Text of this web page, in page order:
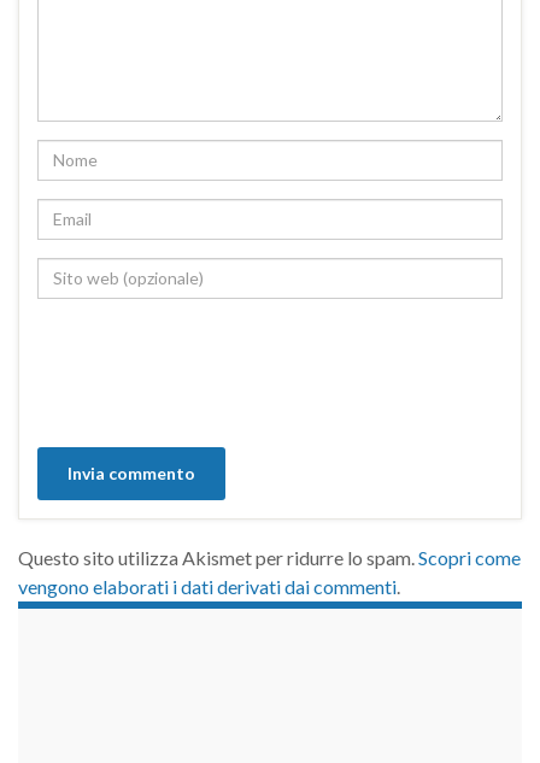
Questo sito utilizza Akismet per ridurre lo spam.Scopri come
vengono elaborati i dati derivati dai commenti.